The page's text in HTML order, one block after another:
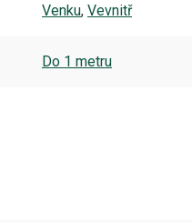
Venku, Vevnitř
Do 1 metru